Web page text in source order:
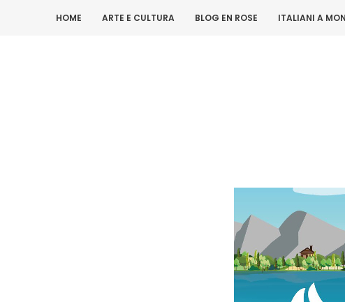
HOME ARTE E CULTURA BLOG EN ROSE ITALIANI A